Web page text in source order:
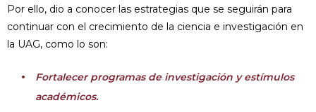
Por ello, dio a conocer las estrategias que se seguirán para
continuar con el crecimiento de la ciencia e investigación en
la UAG, como lo son:
Fortalecer programas de investigación y estímulos
académicos.